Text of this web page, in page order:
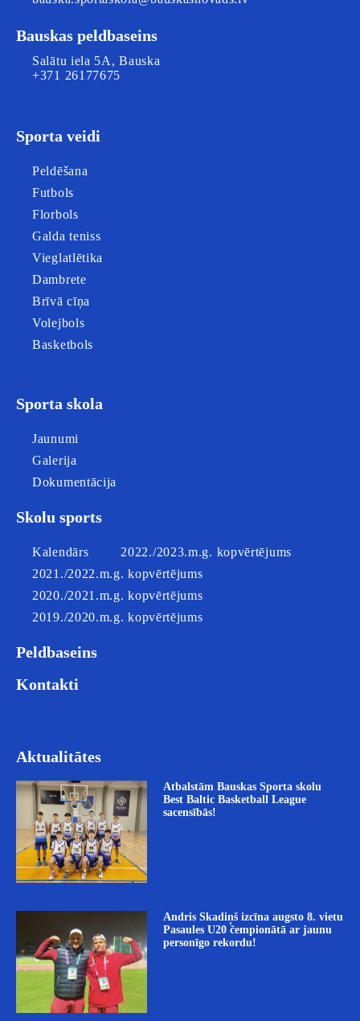
Bauskas peldbaseins
Salātu iela 5A, Bauska
+371 26177675
Sporta veidi
Peldēšana
Futbols
Florbols
Galda teniss
Vieglatlētika
Dambrete
Brīvā cīņa
Volejbols
Basketbols
Sporta skola
Jaunumi
Galerija
Dokumentācija
Skolu sports
Kalendārs
2022./2023.m.g. kopvērtējums
2021./2022.m.g. kopvērtējums
2020./2021.m.g. kopvērtējums
2019./2020.m.g. kopvērtējums
Peldbaseins
Kontakti
Aktualitātes
Atbalstām Bauskas Sporta skolu
Best Baltic Basketball League
sacensībās!
Andris Skadiņš izcīna augsto 8. vietu
Pasaules U20 čempionātā ar jaunu
personīgo rekordu!